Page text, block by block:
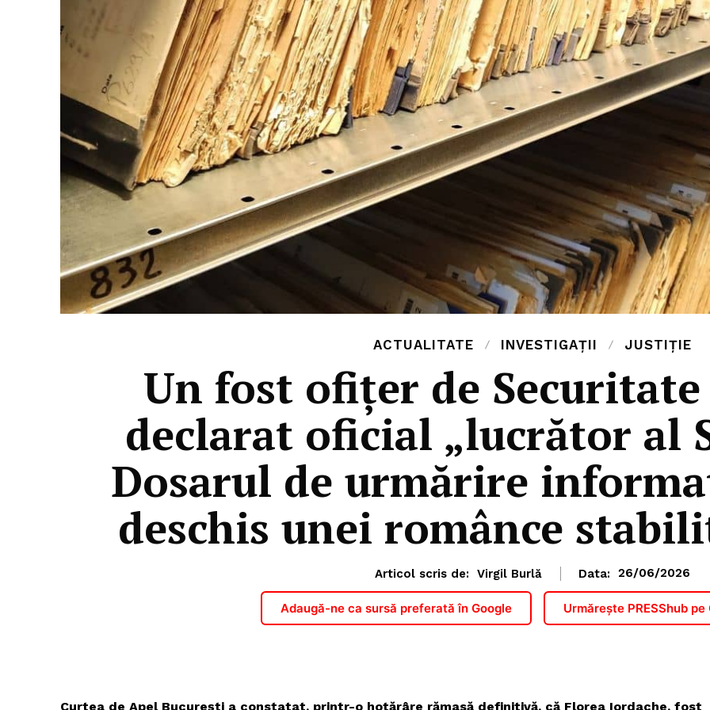
ACTUALITATE INVESTIGAȚII JUSTIȚIE
Un fost ofițer de
declarat oficial „lucrător al
Dosarul de urmărire
deschis unei românce
Articol scris de: Virgil Burlă Data: 26/06/2026
Adaugă-ne ca sursă preferată în Google Urmărește PRESShub
Curtea de Apel București a constatat, printr-o hotărâre rămasă definitivă, că Florea Iordache, fost